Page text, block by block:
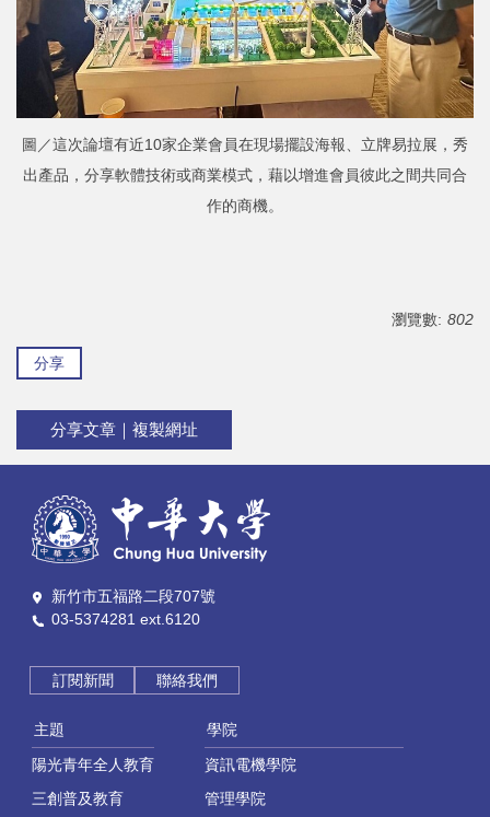
圖／這次論壇有近10家企業會員在現場擺設海報、立牌易拉展，秀
出產品，分享軟體技術或商業模式，藉以增進會員彼此之間共同合
作的商機。
瀏覽數: 802
分享
分享文章｜複製網址
新竹市五福路二段707號
03-5374281 ext.6120
訂閱新聞 聯絡我們
主題
陽光青年全人教育
三創普及教育
學院
資訊電機學院
管理學院